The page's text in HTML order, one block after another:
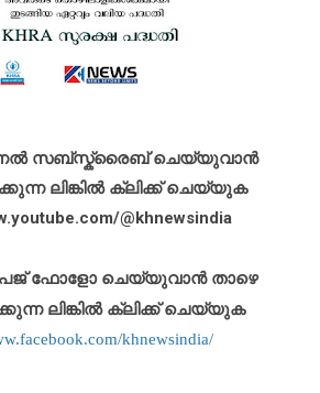
സബ്സ്ക്രൈബ് ചെയ്യുവാൻ
ലിങ്കിൽ ക്ലിക്ക് ചെയ്യുക
@khnewsindia
ഫോളോ ചെയ്യുവാൻ താഴെ
ലിങ്കിൽ ക്ലിക്ക് ചെയ്യുക
khnewsindia/